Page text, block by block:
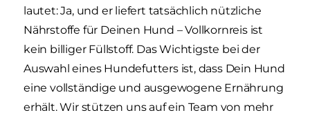
lautet: Ja, und er liefert tatsächlich nützliche
Nährstoffe für Deinen Hund – Vollkornreis ist
kein billiger Füllstoff. Das Wichtigste bei der
Auswahl eines Hundefutters ist, dass Dein Hund
eine vollständige und ausgewogene Ernährung
erhält. Wir stützen uns auf ein Team von mehr